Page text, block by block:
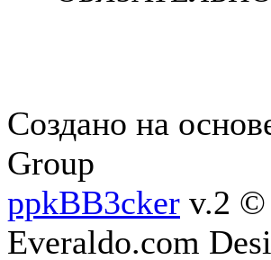
Создано на
Group
ppkBB3cker v.2 ©
Everaldo.com